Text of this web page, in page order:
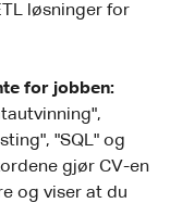
løsninger for
for jobben:
"SQL" og
gjør CV-en
og viser at du